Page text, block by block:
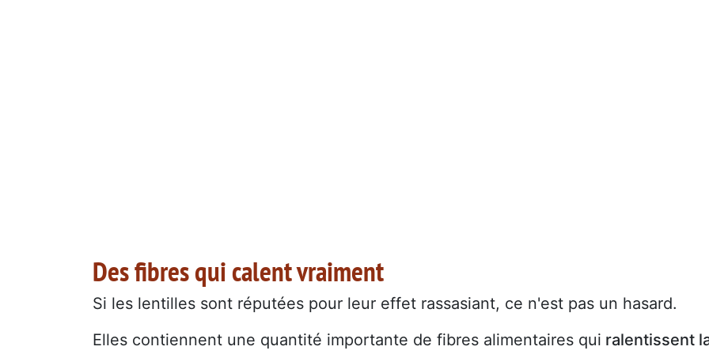
Des fibres qui calent vraiment
Si les lentilles sont réputées pour leur effet rassasiant, ce n'est pas un hasard.
Elles contiennent une quantité importante de fibres alimentaires qui ralentissent